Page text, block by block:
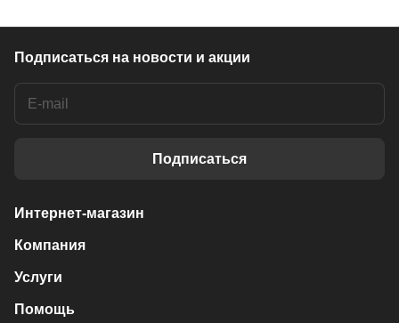
Подписаться на новости и акции
Подписаться
Интернет-магазин
Компания
Услуги
Помощь